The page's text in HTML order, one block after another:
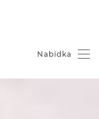
Nabídka